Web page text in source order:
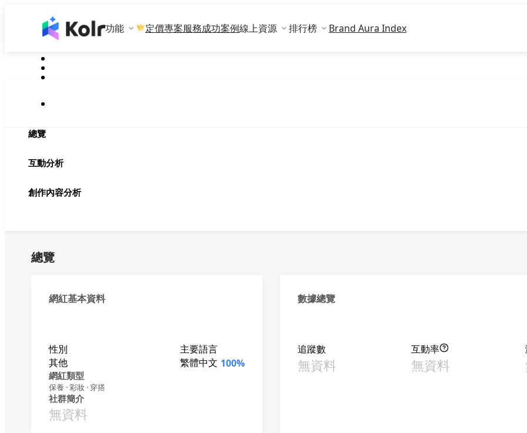
功能 定價專案服務成功案例線上資源 排行榜 Brand Aura Index
總覽
互動分析
創作內容分析
總覽
網紅基本資料
性別
其他
主要語言
繁體中文 100%
網紅類型
保養 · 彩妝 · 穿搭
社群簡介
無資料
數據總覽
追蹤數
無資料
互動率
無資料